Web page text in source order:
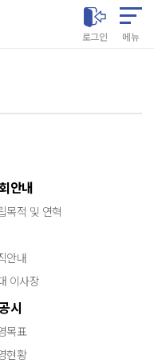
로그인 메뉴
안내
목적 및 연혁
안내
이사장
시
목표
현황